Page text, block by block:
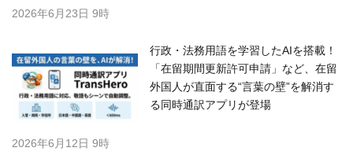
2026年6月23日 9時
行政・法務用語を学習したAIを搭載！
「在留期間更新許可申請」など、在留
外国人が直面する“言葉の壁”を解消す
る同時通訳アプリが登場
2026年6月12日 9時